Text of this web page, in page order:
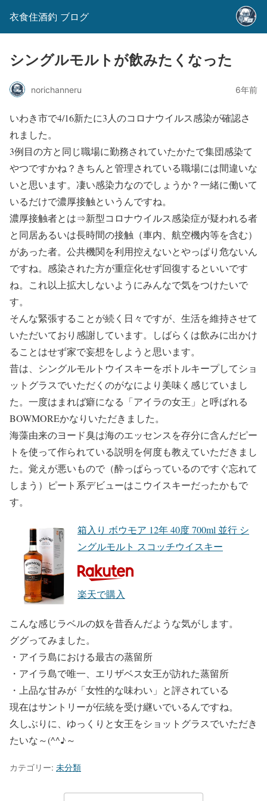
衣食住酒釣 ブログ
シングルモルトが飲みたくなった
norichanneru 6年前
いわき市で4/16新たに3人のコロナウイルス感染が確認さ
れました。
3例目の方と同じ職場に勤務されていたかたで集団感染て
やつですかね？きちんと管理されている職場には間違いな
いと思います。凄い感染力なのでしょうか？一緒に働いて
いるだけで濃厚接触というんですね。
濃厚接触者とは⇒新型コロナウイルス感染症が疑われる者
と同居あるいは長時間の接触（車内、航空機内等を含む）
があった者。公共機関を利用控えないとやっぱり危ないん
ですね。感染された方が重症化せず回復するといいです
ね。これ以上拡大しないようにみんなで気をつけたいで
す。
そんな緊張することが続く日々ですが、生活を維持させて
いただいており感謝しています。しばらくは飲みに出かけ
ることはせず家で妄想をしようと思います。
昔は、シングルモルトウイスキーをボトルキープしてショ
ットグラスでいただくのがなにより美味く感じていまし
た。一度はまれば癖になる「アイラの女王」と呼ばれる
BOWMOREかなりいただきました。
海藻由来のヨード臭は海のエッセンスを存分に含んだピー
トを使って作られている説明を何度も教えていただきまし
た。覚えが悪いもので（酔っぱらっているのですぐ忘れて
しまう）ピート系デビューはこウイスキーだったかもで
す。
箱入り ボウモア 12年 40度 700ml 並行 シ
ングルモルト スコッチウイスキー
楽天で購入
こんな感じラベルの奴を昔呑んだような気がします。
ググってみました。
・アイラ島における最古の蒸留所
・アイラ島で唯一、エリザベス女王が訪れた蒸留所
・上品な甘みが「女性的な味わい」と評されている
現在はサントリーが伝統を受け継いでいるんですね。
久しぶりに、ゆっくりと女王をショットグラスでいただき
たいな～(^^♪～
カテゴリー: 未分類